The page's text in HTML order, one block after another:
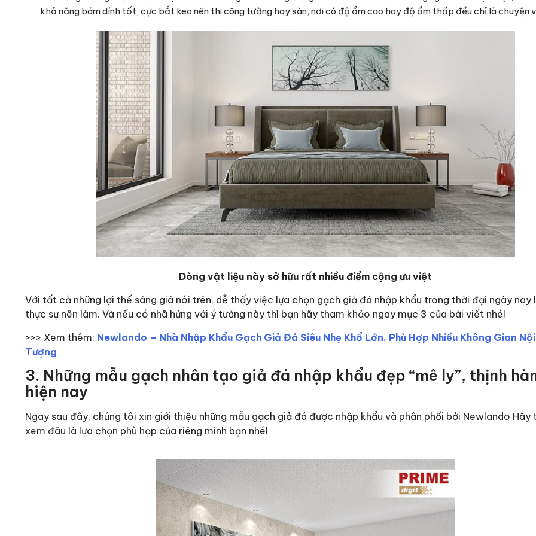
khả năng bám dính tốt, cực bắt keo nên thi công tường hay sàn, nơi có độ ẩm cao hay độ ẩm thấp đều chỉ là chuyện
Dòng vật liệu này sở hữu rất nhiều điểm cộng ưu việt
Với tất cả những lợi thế sáng giá nói trên, dễ thấy việc lựa chọn gạch giả đá nhập khẩu trong thời đại ngày nay
thực sự nên làm. Và nếu có nhã hứng với ý tưởng này thì bạn hãy tham khảo ngay mục 3 của bài viết nhé!
>>> Xem thêm: Newlando – Nhà Nhập Khẩu Gạch Giả Đá Siêu Nhẹ Khổ Lớn, Phù Hợp Nhiều Không Gian
Tượng
3. Những mẫu gạch nhân tạo giả đá nhập khẩu đẹp “mê ly”, thịnh
hiện nay
Ngay sau đây, chúng tôi xin giới thiệu những mẫu gạch giả đá được nhập khẩu và phân phối bởi Newlando Hãy
xem đâu là lựa chọn phù họp của riêng mình bạn nhé!